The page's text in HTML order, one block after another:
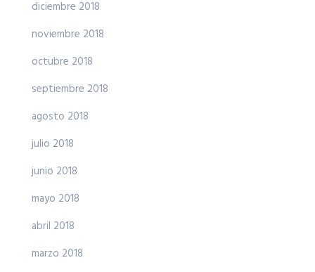
diciembre 2018
noviembre 2018
octubre 2018
septiembre 2018
agosto 2018
julio 2018
junio 2018
mayo 2018
abril 2018
marzo 2018